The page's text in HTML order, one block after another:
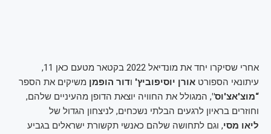
אחרי שסיקרו יחד את מונדיאל 2022 בקטאר מטעם כאן 11,
עיתונאי הספורט אורן יוסיפוביץ' ודור הופמן משיקים את הספר
“מוצ'אצ'וס", המגולל את החוויה יוצאת הדופן מהעיניים שלהם,
וחוזרים בראיון לרגעים הבלתי נשכחים, לניצחון הגדול של
ליאו מסי, וגם לתחושה שלהם כאנשי תקשורת ישראלים בגביע